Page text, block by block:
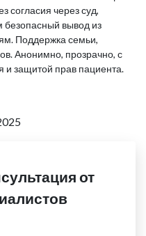
согласия через суд,
безопасный вывод из
Поддержка семьи,
Анонимно, прозрачно, с
и защитой прав пациента.
от